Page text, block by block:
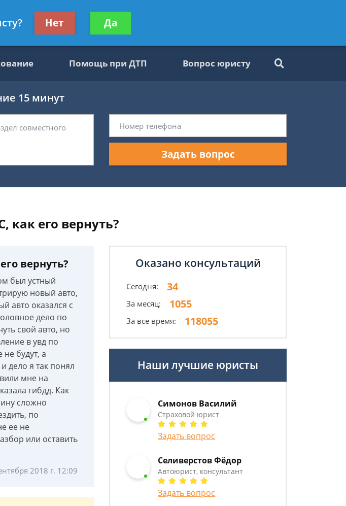
Получите консультацию
бесплатно
Помощь при ДТП Вопрос юристу
15 минут
Задать вопрос
его вернуть?
вернуть?
был устный
новый авто,
авто оказался с
дело по
свой авто, но
в увд по
будут, а
дело я так понял
мне на
гибдд. Как
сложно
по
ее не
или оставить
2018 г. 12:09
Оказано консультаций
Сегодня: 34
За месяц: 1055
За все время: 118055
Наши лучшие юристы
Симонов Василий
Страховой юрист
Задать вопрос
Селиверстов Фёдор
Автоюрист, консультант
Задать вопрос
Нет Да